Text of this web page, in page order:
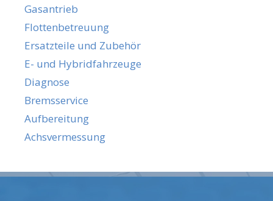
Gasantrieb
Flottenbetreuung
Ersatzteile und Zubehör
E- und Hybridfahrzeuge
Diagnose
Bremsservice
Aufbereitung
Achsvermessung